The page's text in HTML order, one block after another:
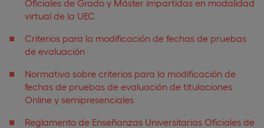
Oficiales de Grado y Máster impartidas en modalidad
virtual de la UEC
Criterios para la modificación de fechas de pruebas
de evaluación
Normativa sobre criterios para la modificación de
fechas de pruebas de evaluación de titulaciones
Online y semipresenciales
Reglamento de Enseñanzas Universitarias Oficiales de